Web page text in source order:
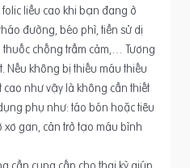
liều cao khi bạn đang ở
đường, béo phì, tiền sử dị
chống trầm cảm,… Tương
Nếu không bị thiếu máu thiếu
như vậy là không cần thiết
phụ như: táo bón hoặc tiêu
gan, cản trở tạo máu bình